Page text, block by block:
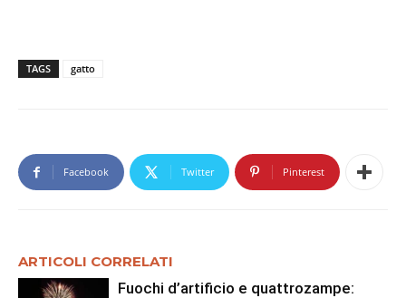
TAGS gatto
Facebook Twitter Pinterest
ARTICOLI CORRELATI
Fuochi d’artificio e quattrozampe: